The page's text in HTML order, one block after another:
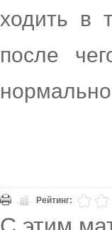
ходить в
после
Рейтинг: